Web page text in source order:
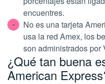
encuentres.
No es una tarjeta
usa la red Amex, los
son administrados por
¿Qué tan buena
American